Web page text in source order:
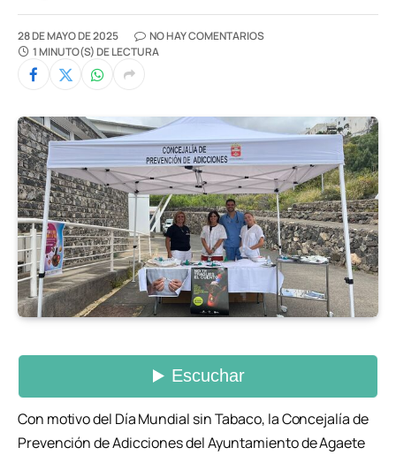
28 DE MAYO DE 2025
NO HAY COMENTARIOS
1 MINUTO(S) DE LECTURA
Con motivo del Día Mundial sin Tabaco, la Concejalía de
Prevención de Adicciones del Ayuntamiento de Agaete